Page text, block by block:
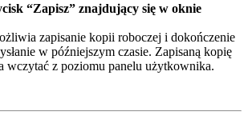
“Zapisz” znajdujący się w oknie
zapisanie kopii roboczej i dokończenie
w późniejszym czasie. Zapisaną kopię
wczytać z poziomu panelu użytkownika.